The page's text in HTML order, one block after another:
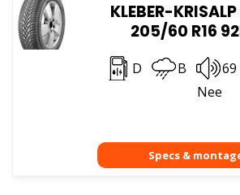
KLEBER-
205/60 R16
D B 69
Nee